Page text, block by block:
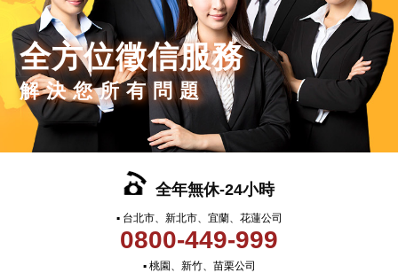
全方位徵信服務
解決您所有問題
全年無休-24小時
▪ 台北市、新北市、宜蘭、花蓮公司
0800-449-999
▪ 桃園、新竹、苗栗公司